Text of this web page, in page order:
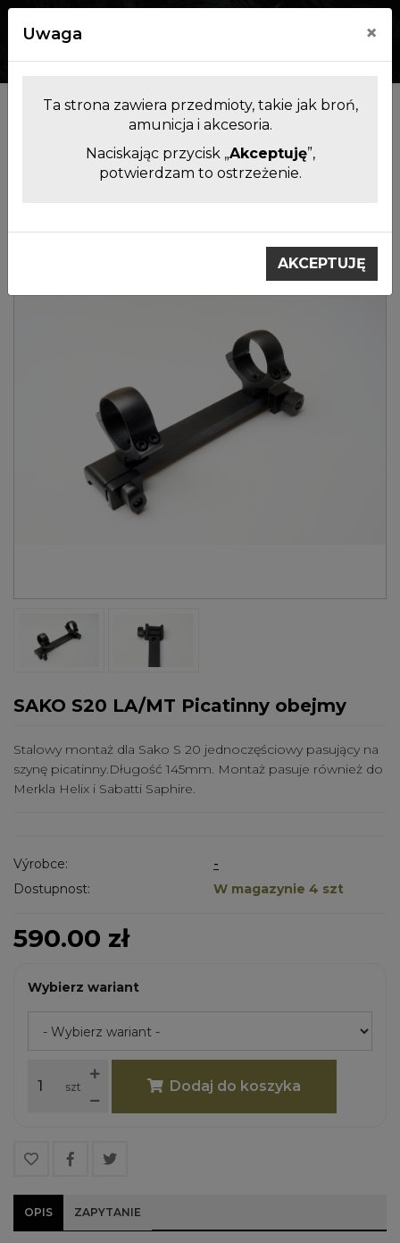
Montaże
Montaże na
SAKO S20
SAKO S20 LA/MT Picatinny obejmy
Stalowy montaż dla Sako S 20 jednoczęściowy pasujący na
szynę picatinny.Długość 145mm. Montaż pasuje również do
Merkla Helix i Sabatti Saphire.
Výrobce:
-
Dostupnost:
W magazynie 4 szt
590.00 zł
Wybierz wariant
szt Dodaj do koszyka
OPIS ZAPYTANIE
Uwaga ×
Ta strona zawiera przedmioty, takie jak broń,
amunicja i akcesoria.
Naciskając przycisk „Akceptuję”,
potwierdzam to ostrzeżenie.
AKCEPTUJĘ